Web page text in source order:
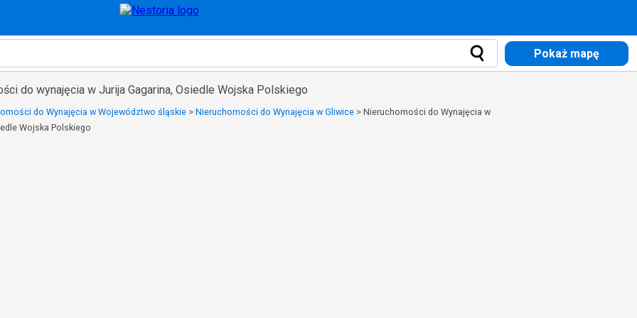
Pokaż mapę
do wynajęcia w Jurija Gagarina, Osiedle Wojska Polskiego
do Wynajęcia w Województwo śląskie > Nieruchomości do Wynajęcia w Gliwice > Nieruchomości do Wynajęcia w
Wojska Polskiego